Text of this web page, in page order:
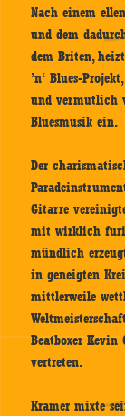
Nach einem
und dem
dem Briten,
’n‘ Blues-
und vermutlich
Bluesmusik ein.
Der
Gitarre
mit wirklich
mündlich
in geneigten
mittlerweile
Beatboxer Kevin
vertreten.
Kramer mixte